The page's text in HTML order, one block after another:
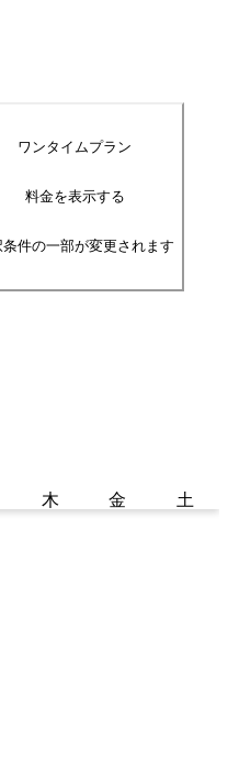
ワンタイムプラン
料金を表示する
条件の一部が変更されます
木 金 土